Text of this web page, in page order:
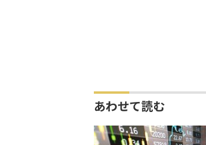
あわせて読む